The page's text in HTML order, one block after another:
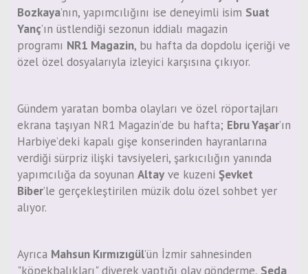
Bozkaya’nın, yapımcılığını ise deneyimli isim Suat
Yanç’ın üstlendiği sezonun iddialı magazin
programı NR1 Magazin, bu hafta da dopdolu içeriği ve
özel özel dosyalarıyla izleyici karşısına çıkıyor.
Gündem yaratan bomba olayları ve özel röportajları
ekrana taşıyan NR1 Magazin’de bu hafta; Ebru Yaşar’ın
Harbiye’deki kapalı gişe konserinden hayranlarına
verdiği sürpriz ilişki tavsiyeleri, şarkıcılığın yanında
yapımcılığa da soyunan Altay ve kuzeni Şevket
Biber’le gerçekleştirilen müzik dolu özel sohbet yer
alıyor.
Ayrıca Mahsun Kırmızıgül’ün İzmir sahnesinden
"köpekbalıkları" diyerek yaptığı olay gönderme, Seda